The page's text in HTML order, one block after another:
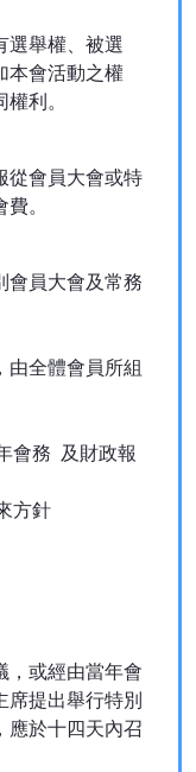
選舉權、被選
本會活動之權
利。
從會員大會或特
。
會員大會及常務
由全體會員所組
會務 及財政報
方針
，或經由當年會
席提出舉行特別
應於十四天內召